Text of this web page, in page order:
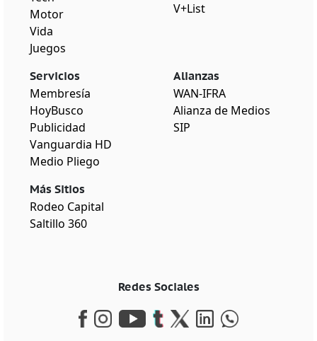
Motor
Vida
Juegos
V+List
Servicios
Membresía
HoyBusco
Publicidad
Vanguardia HD
Medio Pliego
Más Sitios
Rodeo Capital
Saltillo 360
Alianzas
WAN-IFRA
Alianza de Medios
SIP
Redes Sociales